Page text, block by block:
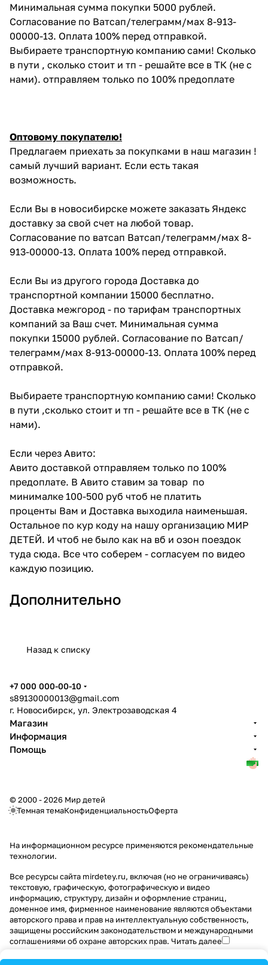
Минимальная сумма покупки 5000 рублей.
Согласование по Ватсап/телеграмм/мах 8-913-
00000-13. Оплата 100% перед отправкой.
Выбираете транспортную компанию сами! Сколько
в пути , сколько стоит и тп - решайте все в ТК (не с
нами). отправляем только по 100% предоплате
Оптовому покупателю!
Предлагаем приехать за покупками в наш магазин !
самый лучший вариант. Если есть такая
возможность.
Если Вы в новосибирске можете заказать Яндекс
доставку за свой счет на любой товар.
Согласование по ватсап Ватсап/телеграмм/мах 8-
913-00000-13. Оплата 100% перед отправкой.
Если Вы из другого города Доставка до
транспортной компании 15000 бесплатно.
Доставка межгород - по тарифам транспортных
компаний за Ваш счет. Минимальная сумма
покупки 15000 рублей. Согласование по Ватсап/
телеграмм/мах 8-913-00000-13. Оплата 100% перед
отправкой.
Выбираете транспортную компанию сами! Сколько
в пути ,сколько стоит и тп - решайте все в ТК (не с
нами).
Если через Авито:
Авито доставкой отправляем только по 100%
предоплате. В Авито ставим за товар по
минималке 100-500 руб чтоб не платить
проценты Вам и Доставка выходила наименьшая.
Остальное по кур коду на нашу организацию МИР
ДЕТЕЙ. И чтоб не было как на вб и озон поездок
туда сюда. Все что соберем - согласуем по видео
каждую позицию.
Дополнительно
Назад к списку
+7 000 000-00-10
s89130000013@gmail.com
г. Новосибирск, ул. Электрозаводская 4
Магазин
Информация
Помощь
© 2000 - 2026 Мир детей
Темная темаКонфиденциальностьОферта
На информационном ресурсе применяются рекомендательные
технологии.
Все ресурсы сайта mirdetey.ru, включая (но не ограничиваясь)
текстовую, графическую, фотографическую и видео
информацию, структуру, дизайн и оформление страниц,
доменное имя, фирменное наименование являются объектами
авторского права и прав на интеллектуальную собственность,
защищены российским законодательством и международными
соглашениями об охране авторских прав. Читать далее